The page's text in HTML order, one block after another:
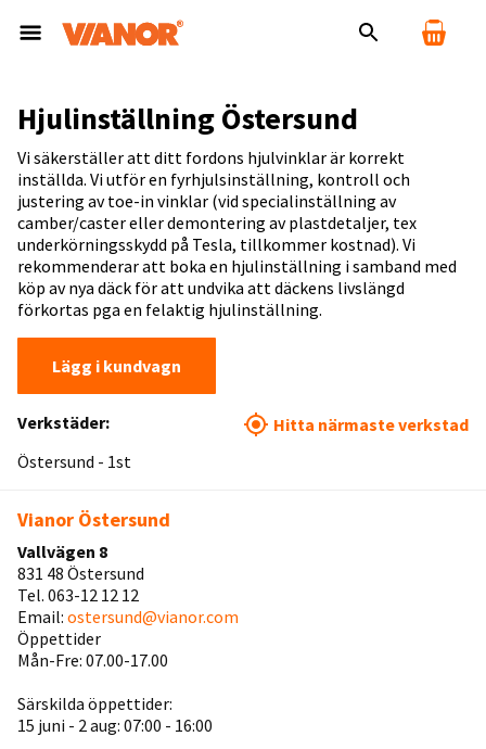
Hjulinställning Östersund
Vi säkerställer att ditt fordons hjulvinklar är korrekt
inställda. Vi utför en fyrhjulsinställning, kontroll och
justering av toe-in vinklar (vid specialinställning av
camber/caster eller demontering av plastdetaljer, tex
underkörningsskydd på Tesla, tillkommer kostnad). Vi
rekommenderar att boka en hjulinställning i samband med
köp av nya däck för att undvika att däckens livslängd
förkortas pga en felaktig hjulinställning.
Lägg i kundvagn
Verkstäder:
Östersund - 1st
Hitta närmaste verkstad
Vianor Östersund
Vallvägen 8
831 48 Östersund
Tel. 063-12 12 12
Email: ostersund@vianor.com
Öppettider
Mån-Fre: 07.00-17.00
Särskilda öppettider:
15 juni - 2 aug: 07:00 - 16:00